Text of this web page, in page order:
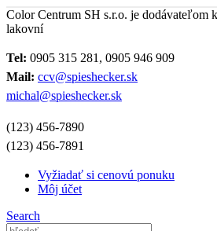
Color Centrum SH s.r.o. je dodávateľom
lakovní
Tel: 0905 315 281, 0905 946 909
Mail: ccv@spieshecker.sk
michal@spieshecker.sk
(123) 456-7890
(123) 456-7891
Vyžiadať si cenovú ponuku
Môj účet
Search